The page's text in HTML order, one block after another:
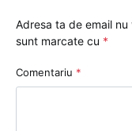
Adresa ta de email
sunt marcate cu *
Comentariu *